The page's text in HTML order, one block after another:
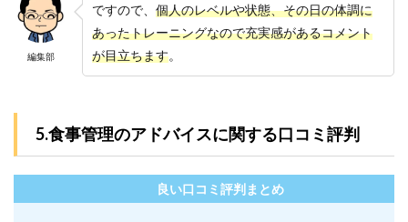
ウト
の地
域別
店舗
文献
編集部
ですので、 個人のレベルや状態、その日の体調に
あったトレーニングなので充実感があるコメント
が目立ちます。
5.食事管理のアドバイスに関する口コミ評判
良い口コミ評判まとめ